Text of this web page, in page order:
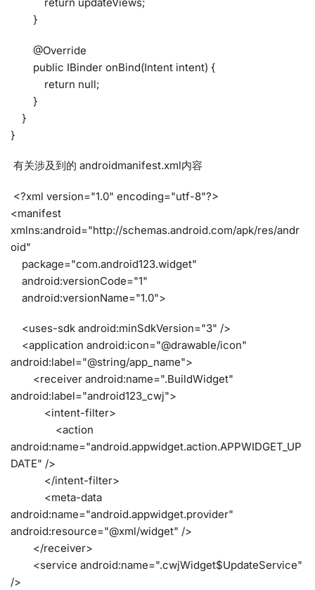
return updateViews;
}
@Override
public IBinder onBind(Intent intent) {
return null;
}
}
}
有关涉及到的 androidmanifest.xml内容
<?xml version="1.0" encoding="utf-8"?>
<manifest
xmlns:android="http://schemas.android.com/apk/res/andr
oid"
package="com.android123.widget"
android:versionCode="1"
android:versionName="1.0">
<uses-sdk android:minSdkVersion="3" />
<application android:icon="@drawable/icon"
android:label="@string/app_name">
<receiver android:name=".BuildWidget"
android:label="android123_cwj">
<intent-filter>
<action
android:name="android.appwidget.action.APPWIDGET_UP
DATE" />
</intent-filter>
<meta-data
android:name="android.appwidget.provider"
android:resource="@xml/widget" />
</receiver>
<service android:name=".cwjWidget$UpdateService"
/>